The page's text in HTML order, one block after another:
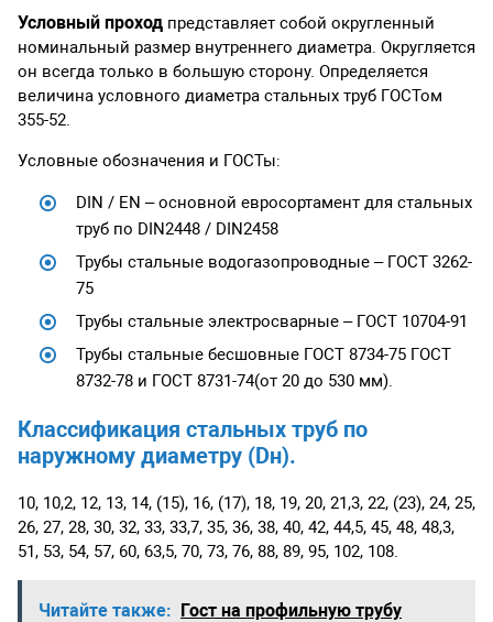
Условный проход представляет собой округленный
номинальный размер внутреннего диаметра. Округляется
он всегда только в большую сторону. Определяется
величина условного диаметра стальных труб ГОСТом
355-52.
Условные обозначения и ГОСТы:
DIN / EN – основной евросортамент для стальных
труб по DIN2448 / DIN2458
Трубы стальные водогазопроводные – ГОСТ 3262-
75
Трубы стальные электросварные – ГОСТ 10704-91
Трубы стальные бесшовные ГОСТ 8734-75 ГОСТ
8732-78 и ГОСТ 8731-74(от 20 до 530 мм).
Классификация стальных труб по
наружному диаметру (Dн).
10, 10,2, 12, 13, 14, (15), 16, (17), 18, 19, 20, 21,3, 22, (23), 24, 25,
26, 27, 28, 30, 32, 33, 33,7, 35, 36, 38, 40, 42, 44,5, 45, 48, 48,3,
51, 53, 54, 57, 60, 63,5, 70, 73, 76, 88, 89, 95, 102, 108.
Читайте также: Гост на профильную трубу